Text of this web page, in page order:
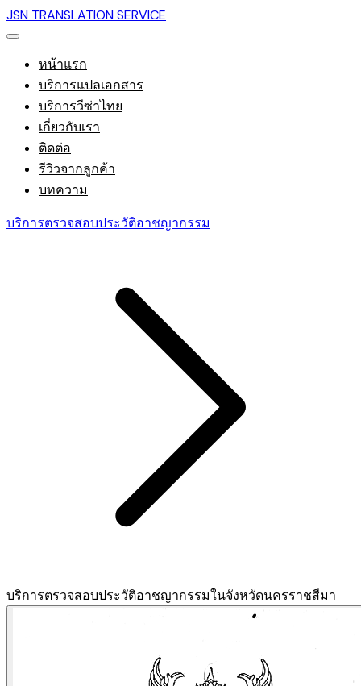
JSN TRANSLATION SERVICE
หน้าแรก
บริการแปลเอกสาร
บริการวีซ่าไทย
เกี่ยวกับเรา
ติดต่อ
รีวิวจากลูกค้า
บทความ
บริการตรวจสอบประวัติอาชญากรรม
บริการตรวจสอบประวัติอาชญากรรมในจังหวัดนครราชสีมา